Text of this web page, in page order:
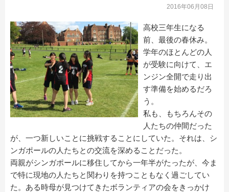
2016年06月08日
高校三年生になる
前、最後の春休み。
学年のほとんどの人
が受験に向けて、エ
ンジン全開で走り出
す準備を始めるだろ
う。
私も、もちろんその
人たちの仲間だった
が、一つ新しいことに挑戦することにしていた。それは、シ
ンガポールの人たちとの交流を深めることだった。
両親がシンガポールに移住してから一年半がたったが、今ま
で特に現地の人たちと関わりを持つこともなく過ごしてい
た。ある時母が見つけてきたボランティアの会をきっかけ